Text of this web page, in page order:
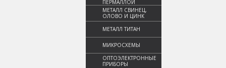
ПЕРМАЛЛОЙ
МЕТАЛЛ СВИНЕЦ,
ОЛОВО И ЦИНК
МЕТАЛЛ ТИТАН
МИКРОСХЕМЫ
ОПТОЭЛЕКТРОННЫЕ
ПРИБОРЫ